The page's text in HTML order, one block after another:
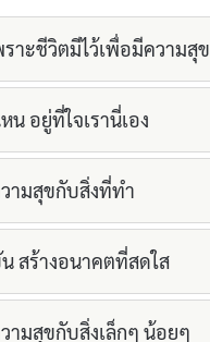
าะชีวิตมีไว้เพื่อมีความสุข
น อยู่ที่ใจเรานี่เอง
ามสุขกับสิ่งที่ทำ
สร้างอนาคตที่สดใส
ามสุขกับสิ่งเล็กๆ น้อยๆ